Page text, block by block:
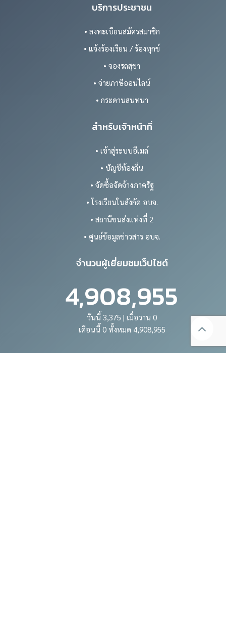
บริการประชาชน
• ลงทะเบียนสมัครสมาชิก
• แจ้งร้องเรียน / ร้องทุกข์
• จองรถสุขา
• จ่ายภาษีออนไลน์
• กระดานสนทนา
สำหรับเจ้าหน้าที่
• เข้าสู่ระบบอีเมล์
• บัญชีท้องถิ่น
• จัดซื้อจัดจ้างภาครัฐ
• โรงเรียนในสังกัด อบจ.
• สถานีขนส่งแห่งที่ 2
• ศูนย์ข้อมูลข่าวสาร อบจ.
จำนวนผู้เยี่ยมชมเว็ปไซต์
4,908,955
วันนี้ 3,375 | เมื่อวาน 0
เดือนนี้ 0 ทั้งหมด 4,908,955